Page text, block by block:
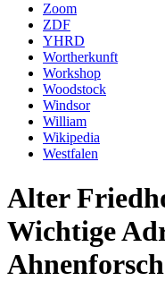
Zoom
ZDF
YHRD
Wortherkunft
Workshop
Woodstock
Windsor
William
Wikipedia
Westfalen
Alter
Wichtige